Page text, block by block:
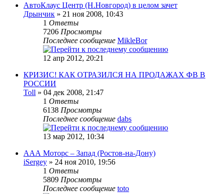
АвтоКлаус Центр (Н.Новгород) в целом зачет
Дрынчик » 21 ноя 2008, 10:43
1 Ответы
7206 Просмотры
Последнее сообщение MikleBor
12 апр 2012, 20:21
КРИЗИС! КАК ОТРАЗИЛСЯ НА ПРОДАЖАХ ФВ В
РОССИИ
Toll » 04 дек 2008, 21:47
1 Ответы
6138 Просмотры
Последнее сообщение dabs
13 мар 2012, 10:34
ААА Моторс – Запад (Ростов-на-Дону)
iSergey » 24 ноя 2010, 19:56
1 Ответы
5809 Просмотры
Последнее сообщение toto